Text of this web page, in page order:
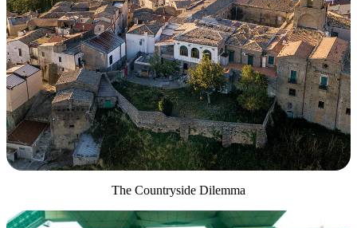
The Countryside Dilemma